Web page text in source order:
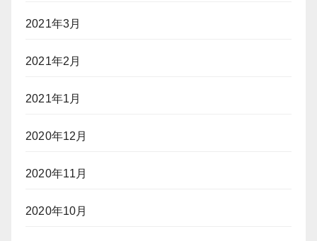
2021年3月
2021年2月
2021年1月
2020年12月
2020年11月
2020年10月